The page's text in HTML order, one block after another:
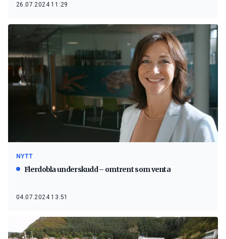
26.07.2024 11:29
NYTT
Flerdobla underskudd – omtrent som venta
04.07.2024 13:51